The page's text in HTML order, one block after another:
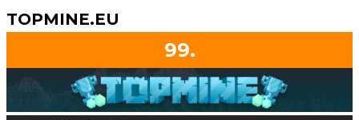
TOPMINE.EU
99.